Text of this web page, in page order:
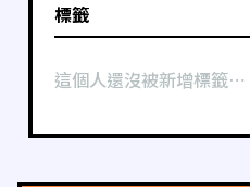
標籤
這個人還沒被新增標籤⋯